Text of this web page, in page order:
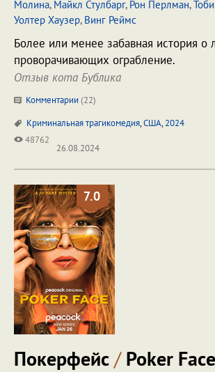
Молина, Майкл Стулбарг, Рон Перлман,
Уолтер Хаузер, Винг Реймс
Более или менее забавная история о
проворачивающих ограбление.
Отзыв кота Бублика
Комментарии (22)
Криминальная трагикомедия,США,2024
48762
26.08.2024
7.0
Покерфейс/Poker Face